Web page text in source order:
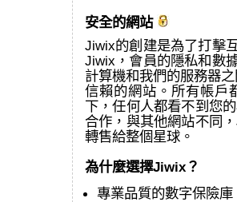
安全的網站
Jiwix的創建是為了打擊
Jiwix，會員的隱私和數
計算機和我們的服務器
信賴的網站。所有帳戶
下，任何人都看不到您
合作，與其他網站不同
轉售給整個星球。
為什麼選擇Jiwix？
專業品質的數字保險庫